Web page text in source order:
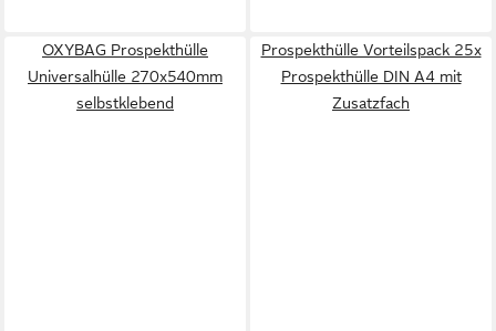
OXYBAG Prospekthülle
Universalhülle 270x540mm
selbstklebend
Prospekthülle Vorteilspack 25x
Prospekthülle DIN A4 mit
Zusatzfach